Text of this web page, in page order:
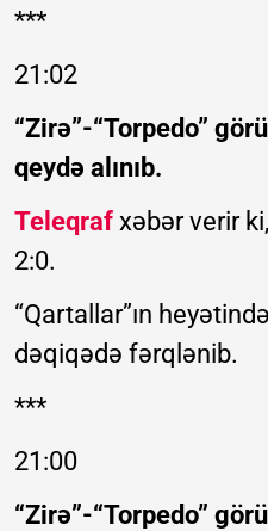
***
21:02
“Zirə”-“Torpedo”
qeydə alınıb.
Teleqraf xəbər verir
2:0.
“Qartallar”ın
dəqiqədə fərqlənib.
***
21:00
“Zirə”-“Torpedo”